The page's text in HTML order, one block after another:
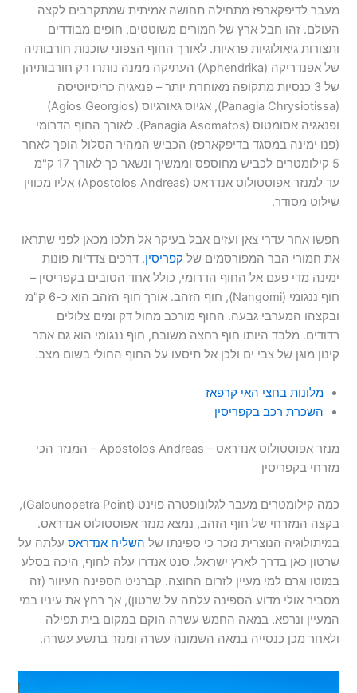
מעבר לדיפקארפז מתחילה תחושה אמיתית שמתקרבים לקצה
העולם. זהו חבל ארץ של חמורים משוטטים, חופים מבודדים
ותצורות גיאולוגיות פראיות. לאורך החוף הצפוני שוכנות חורבותיה
של אפנדריקה (Aphendrika) העתיקה ממנה נותרו רק חורבותיהן
של 3 כנסיות מתקופה מאוחרת יותר – פנאגיה כריסיוטיסה
(Panagia Chrysiotissa), אגיוס גאורגיוס (Agios Georgios)
ופנאגיה אסומטוס (Panagia Asomatos). לאורך החוף הדרומי
(פנו ימינה במסגד בדיפקארפז) הכביש המהיר הסלול הופך לאחר
5 קילומטרים לכביש מחוספס וממשיך ונשאר כך לאורך 17 ק"מ
עד למנזר אפוסטולוס אנדראס (Apostolos Andreas) אליו מכווין
שילוט מסודר.
חפשו אחר עדרי צאן ועזים אבל בעיקר אל תלכו מכאן לפני שתראו
את חמורי הבר המפורסמים של קפריסין. דרכים צדדיות פונות
ימינה מדי פעם אל החוף הדרומי, כולל אחד הטובים בקפריסין –
חוף ננגומי (Nangomi), חוף הזהב. אורך חוף הזהב הוא כ-6 ק"מ
ובקצהו המערבי גבעה. החוף מורכב מחול דק ומים צלולים
רדודים. מלבד היותו חוף רחצה משובח, חוף ננגומי הוא גם אתר
קינון מוגן של צבי ים ולכן אל תיסעו על החוף החולי בשום מצב.
מלונות בחצי האי קרפאז
השכרת רכב בקפריסין
מנזר אפוסטולוס אנדראס – Apostolos Andreas – המנזר הכי
מזרחי בקפריסין
כמה קילומטרים מעבר לגלונופטרה פוינט (Galounopetra Point),
בקצה המזרחי של חוף הזהב, נמצא מנזר אפוסטולוס אנדראס.
במיתולוגיה הנוצרית נזכר כי ספינתו של השליח אנדראס עלתה על
שרטון כאן בדרך לארץ ישראל. סנט אנדרו עלה לחוף, היכה בסלע
במוטו וגרם למי מעיין לזרום החוצה. קברניט הספינה העיוור (זה
מסביר אולי מדוע הספינה עלתה על שרטון), אך רחץ את עיניו במי
המעיין ונרפא. במאה החמש עשרה הוקם במקום בית תפילה
ולאחר מכן כנסייה במאה השמונה עשרה ומנזר בתשע עשרה.